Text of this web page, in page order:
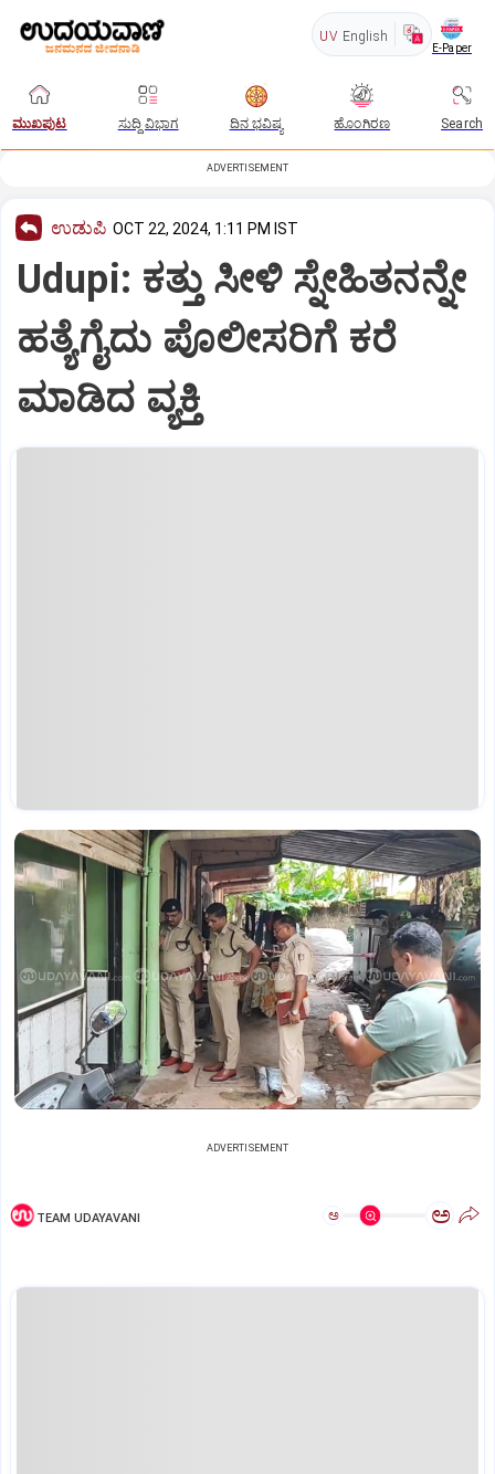
UV English
E-Paper
ಮುಖಪುಟ ಸುದ್ದಿ ವಿಭಾಗ ದಿನ ಭವಿಷ್ಯ ಹೊಂಗಿರಣ Search
ADVERTISEMENT
ಉಡುಪಿ OCT 22, 2024, 1:11 PM IST
Udupi: ಕತ್ತು ಸೀಳಿ ಸ್ನೇಹಿತನನ್ನೇ
ಹತ್ಯೆಗೈದು ಪೊಲೀಸರಿಗೆ ಕರೆ
ಮಾಡಿದ ವ್ಯಕ್ತಿ
ADVERTISEMENT
TEAM UDAYAVANI ಅ ಅ